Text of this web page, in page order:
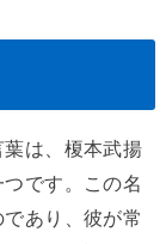
葉は、榎本武揚
です。この名
あり、彼が常